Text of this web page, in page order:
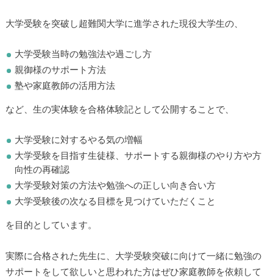
大学受験を突破し超難関大学に進学された現役大学生の、
大学受験当時の勉強法や過ごし方
親御様のサポート方法
塾や家庭教師の活用方法
など、生の実体験を合格体験記として公開することで、
大学受験に対するやる気の増幅
大学受験を目指す生徒様、サポートする親御様のやり方や方
向性の再確認
大学受験対策の方法や勉強への正しい向き合い方
大学受験後の次なる目標を見つけていただくこと
を目的としています。
実際に合格された先生に、大学受験突破に向けて一緒に勉強の
サポートをして欲しいと思われた方はぜひ家庭教師を依頼して